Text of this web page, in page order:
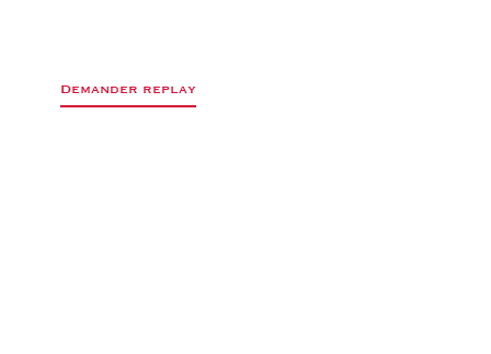
Demander replay